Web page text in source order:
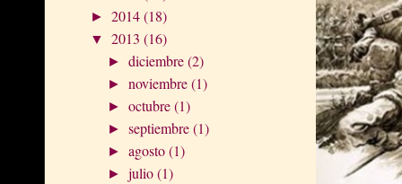
► 2014(18)
▼ 2013 (16)
►diciembre(2)
►noviembre(1)
►octubre(1)
►septiembre(1)
►agosto(1)
►julio(1)